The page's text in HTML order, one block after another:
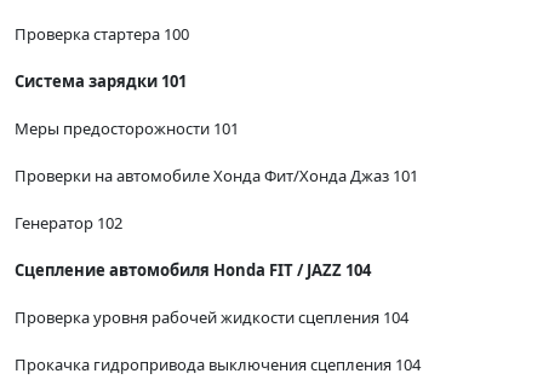
Проверка стартера 100
Система зарядки 101
Меры предосторожности 101
Проверки на автомобиле Хонда Фит/Хонда Джаз 101
Генератор 102
Сцепление автомобиля Honda FIT / JAZZ 104
Проверка уровня рабочей жидкости сцепления 104
Прокачка гидропривода выключения сцепления 104